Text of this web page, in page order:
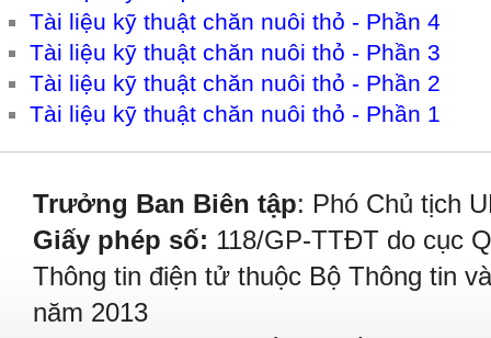
Tài liệu kỹ thuật chăn nuôi thỏ - Phần 4
Tài liệu kỹ thuật chăn nuôi thỏ - Phần 3
Tài liệu kỹ thuật chăn nuôi thỏ - Phần 2
Tài liệu kỹ thuật chăn nuôi thỏ - Phần 1
Trưởng Ban Biên tập: Phó Chủ tịch
Giấy phép số: 118/GP-TTĐT do cục
Thông tin điện tử thuộc Bộ Thông tin
năm 2013